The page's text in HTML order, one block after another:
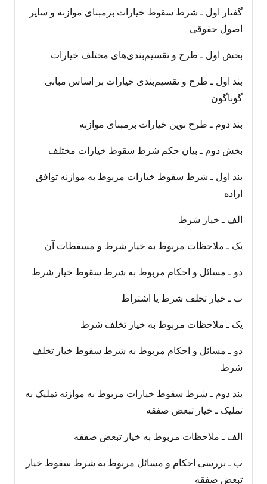
گفتار اول ـ شرط سقوط خیارات برمبنای موازنه و سایر
اصول حقوقی
بخش اول ـ طرح و تقسیم‌بندی‌های مختلف خیارات
بند اول ـ طرح و تقسیم‌بندی خیارات بر اساس مبانی
گوناگون
بند دوم ـ طرح نوین خیارات برمبنای موازنه
بخش دوم ـ بیان حکم شرط سقوط خیارات مختلف
بند اول ـ شرط سقوط خیارات مربوط به موازنه توافق
اراده
الف ـ خیار شرط
یک ـ ملاحظات مربوط به خیار شرط و مسقطات آن
دو ـ مسائل و احکام مربوط به شرط سقوط خیار شرط
ب ـ خیار تخلف شرط یا اشتراط
یک ـ ملاحظات مربوط به خیار تخلف شرط
دو ـ مسائل و احکام مربوط به شرط سقوط خیار تخلف
شرط
بند دوم ـ شرط سقوط خیارات مربوط به موازنه تملیک به
تملیک ـ خیار تبعض صفقه
الف ـ ملاحظات مربوط به خیار تبعض صفقه
ب ـ بررسی احکام و مسائل مربوط به شرط سقوط خیار
تبعض صفقه